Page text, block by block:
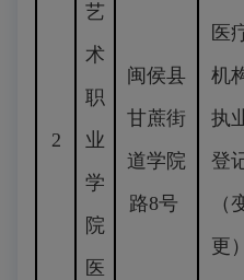
2
艺
术
职
业
学
院
医
闽侯县
甘蔗街
道学院
路8号
医
机
执
登
（
更）